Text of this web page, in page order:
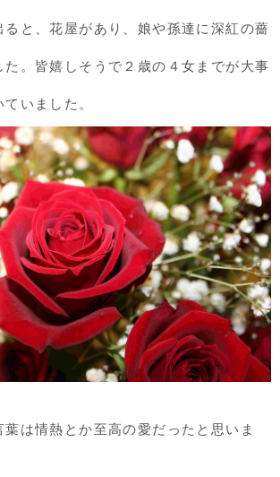
ると、花屋があり、娘や孫達に深紅の薔
た。皆嬉しそうで２歳の４女までが大事
いました。
は情熱とか至高の愛だったと思いま